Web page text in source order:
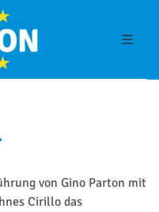
von Gino Parton mit
Cirillo das